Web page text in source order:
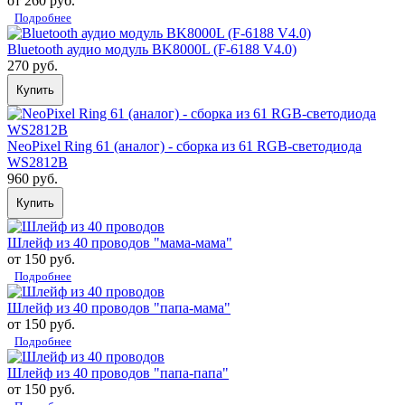
Подробнее
Bluetooth аудио модуль BK8000L (F-6188 V4.0)
270 руб.
Купить
NeoPixel Ring 61 (аналог) - сборка из 61 RGB-светодиода
WS2812B
960 руб.
Купить
Шлейф из 40 проводов "мама-мама"
от 150 руб.
Подробнее
Шлейф из 40 проводов "папа-мама"
от 150 руб.
Подробнее
Шлейф из 40 проводов "папа-папа"
от 150 руб.